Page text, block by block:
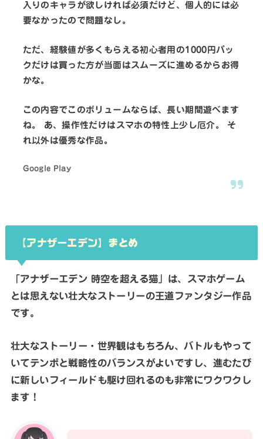
入りのキャラが欲しければ必須だけど、個人的には必
要なかったので問題なし。
ただ、経験値が多くもらえる初心者用の1000円パッ
クだけは買った方が当面はスムーズに進めるからお得
かな。
この内容でこのボリュームならば、長い期間遊べます
ね。 あ、操作性だけはスマホの特性上少し厄介。 そ
れ以外は優秀な作品。
Google Play
【アナザーエデン】まとめ
「アナザーエデン 時空を超える猫」は、スマホゲーム
とは思えない壮大なストーリーの王道ファンタジー作品
です。
壮大なストーリー・世界観はもちろん、バトルもやって
いてテンポと戦略性のバランスがよいですし、進むたび
に新しいフィールドも駆け回れるのも非常にワクワクし
ます！